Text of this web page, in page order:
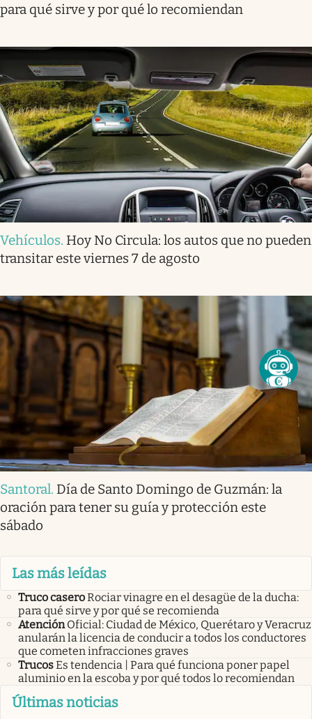
para qué sirve y por qué lo recomiendan
Vehículos. Hoy No Circula: los autos que no pueden
transitar este viernes 7 de agosto
Santoral. Día de Santo Domingo de Guzmán: la
oración para tener su guía y protección este
sábado
Las más leídas
Truco caseroRociar vinagre en el desagüe de la ducha:
para qué sirve y por qué se recomienda
Atención Oficial: Ciudad de México, Querétaro y Veracruz
anularán la licencia de conducir a todos los conductores
que cometen infracciones graves
TrucosEs tendencia | Para qué funciona poner papel
aluminio en la escoba y por qué todos lo recomiendan
Últimas noticias